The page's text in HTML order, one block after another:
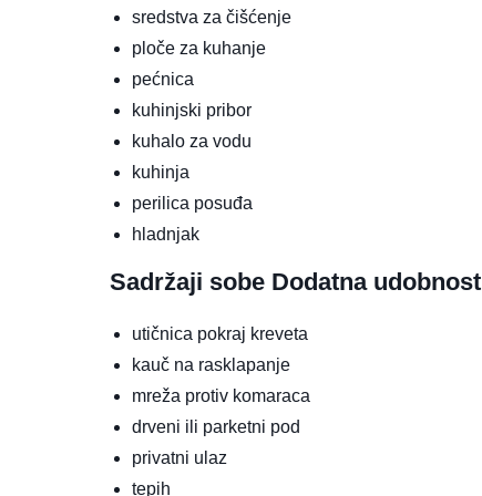
sredstva za čišćenje
ploče za kuhanje
pećnica
kuhinjski pribor
kuhalo za vodu
kuhinja
perilica posuđa
hladnjak
Sadržaji sobe Dodatna udobnost
utičnica pokraj kreveta
kauč na rasklapanje
mreža protiv komaraca
drveni ili parketni pod
privatni ulaz
tepih